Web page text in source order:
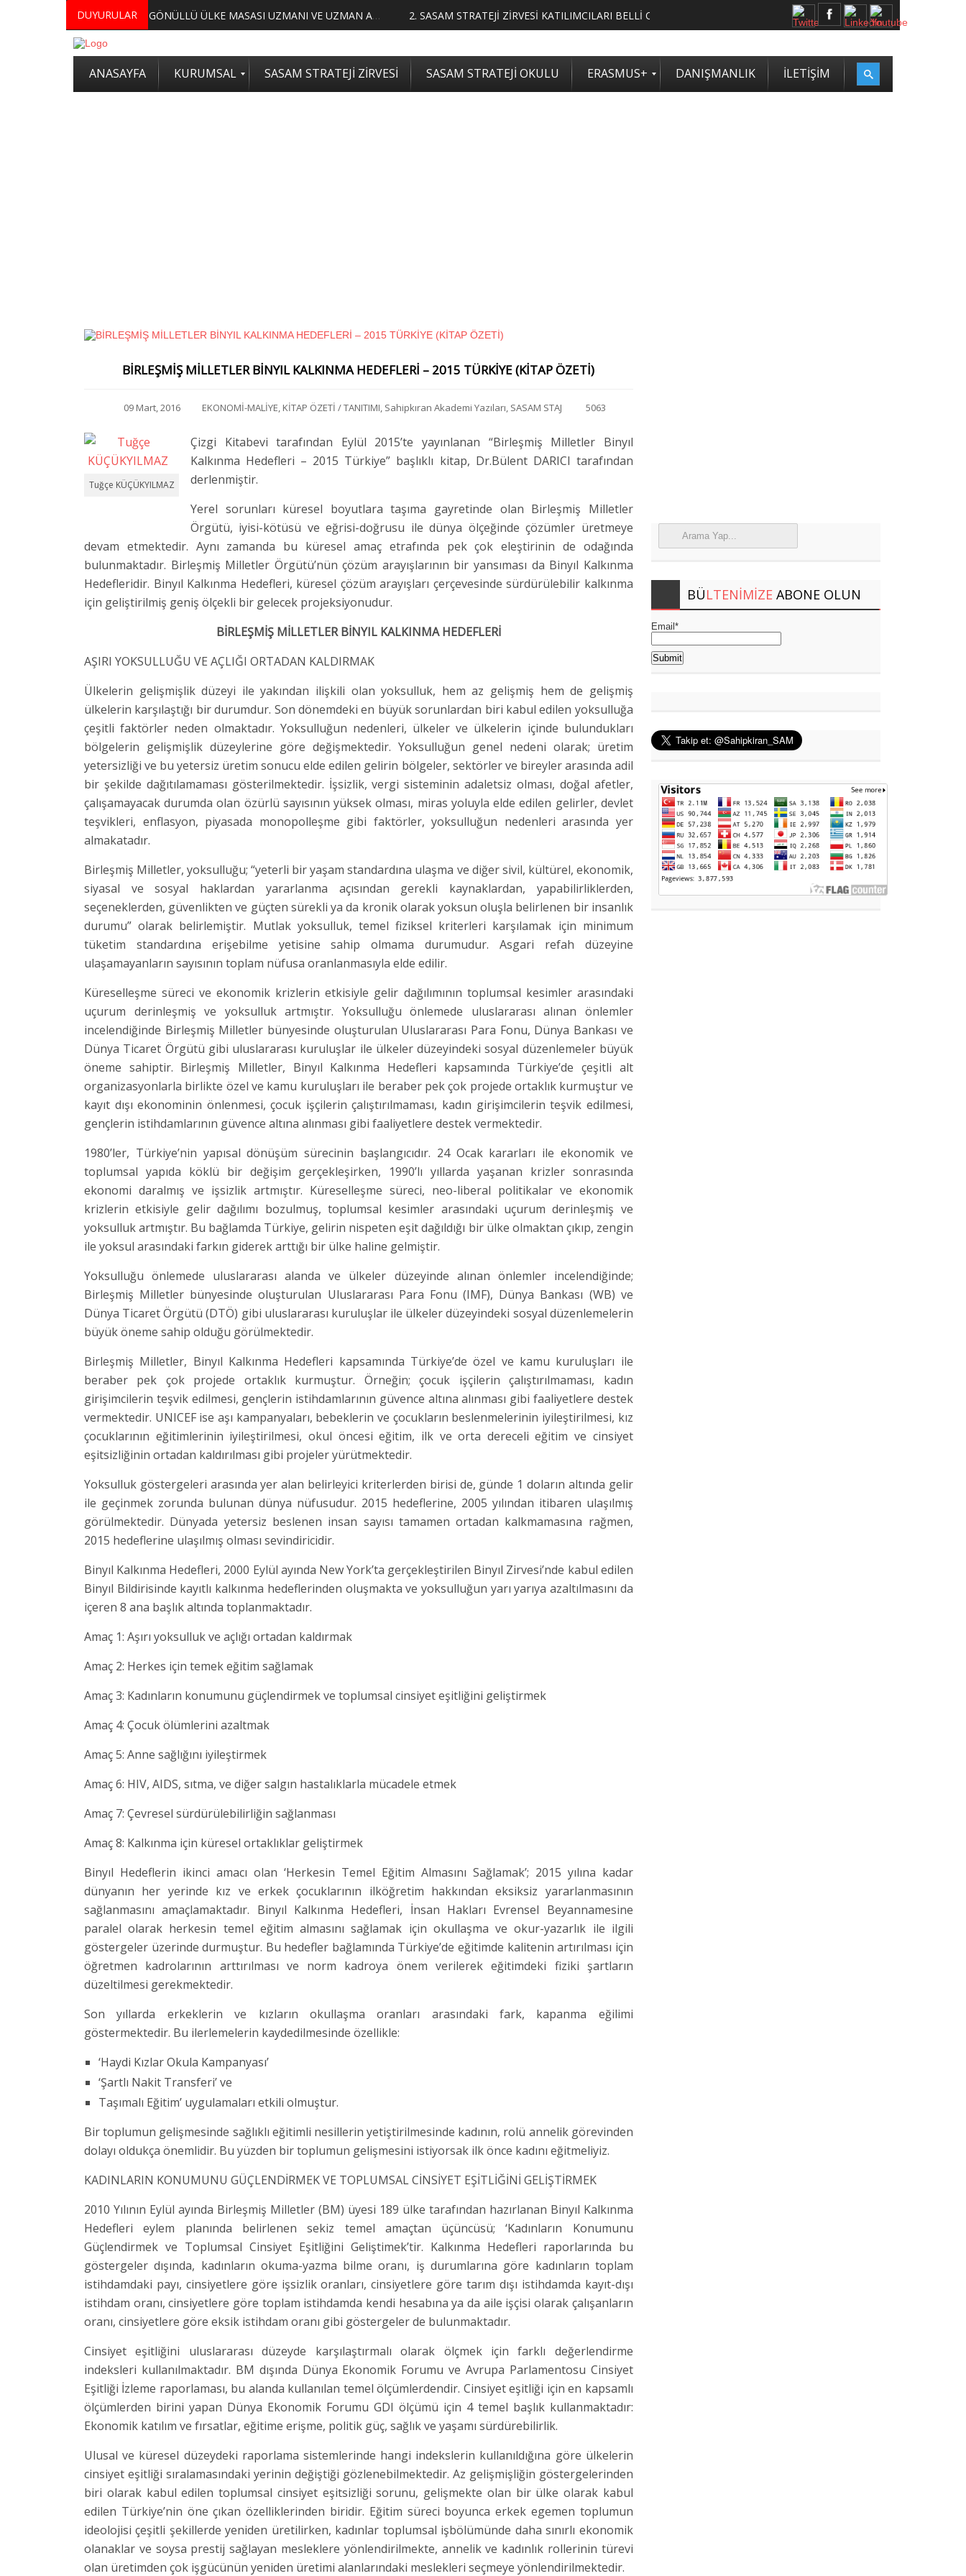
DUYURULAR
MERKEZİMİZ BÜNYESİNDE YETİŞTİRİLMEK ÜZERE GÖNÜLLÜ ÜLKE MASASI UZMANI VE UZMAN ADAYLARI ARIYORUZ 2. SASAM STRATEJİ ZİRVESİ KATILIMCILARI BELLİ OLDU
ANASAYFA KURUMSAL SASAM STRATEJİ ZİRVESİ SASAM STRATEJİ OKULU ERASMUS+ DANIŞMANLIK İLETİŞİM
BİRLEŞMİŞ MİLLETLER BİNYIL KALKINMA HEDEFLERİ – 2015 TÜRKİYE (KİTAP ÖZETİ)
09 Mart, 2016 EKONOMİ-MALİYE, KİTAP ÖZETİ / TANITIMI, Sahipkıran Akademi Yazıları, SASAM STAJ 5063
Tuğçe KÜÇÜKYILMAZ
Çizgi Kitabevi tarafından Eylül 2015’te yayınlanan “Birleşmiş Milletler Binyıl
Kalkınma Hedefleri – 2015 Türkiye” başlıklı kitap, Dr.Bülent DARICI tarafından
derlenmiştir.
Yerel sorunları küresel boyutlara taşıma gayretinde olan Birleşmiş Milletler
Örgütü, iyisi-kötüsü ve eğrisi-doğrusu ile dünya ölçeğinde çözümler üretmeye
devam etmektedir. Aynı zamanda bu küresel amaç etrafında pek çok eleştirinin de odağında
bulunmaktadır. Birleşmiş Milletler Örgütü’nün çözüm arayışlarının bir yansıması da Binyıl Kalkınma
Hedefleridir. Binyıl Kalkınma Hedefleri, küresel çözüm arayışları çerçevesinde sürdürülebilir kalkınma
için geliştirilmiş geniş ölçekli bir gelecek projeksiyonudur.
BİRLEŞMİŞ MİLLETLER BİNYIL KALKINMA HEDEFLERİ
AŞIRI YOKSULLUĞU VE AÇLIĞI ORTADAN KALDIRMAK
Ülkelerin gelişmişlik düzeyi ile yakından ilişkili olan yoksulluk, hem az gelişmiş hem de gelişmiş
ülkelerin karşılaştığı bir durumdur. Son dönemdeki en büyük sorunlardan biri kabul edilen yoksulluğa
çeşitli faktörler neden olmaktadır. Yoksulluğun nedenleri, ülkeler ve ülkelerin içinde bulundukları
bölgelerin gelişmişlik düzeylerine göre değişmektedir. Yoksulluğun genel nedeni olarak; üretim
yetersizliği ve bu yetersiz üretim sonucu elde edilen gelirin bölgeler, sektörler ve bireyler arasında adil
bir şekilde dağıtılamaması gösterilmektedir. İşsizlik, vergi sisteminin adaletsiz olması, doğal afetler,
çalışamayacak durumda olan özürlü sayısının yüksek olması, miras yoluyla elde edilen gelirler, devlet
teşvikleri, enflasyon, piyasada monopolleşme gibi faktörler, yoksulluğun nedenleri arasında yer
almakatadır.
Birleşmiş Milletler, yoksulluğu; “yeterli bir yaşam standardına ulaşma ve diğer sivil, kültürel, ekonomik,
siyasal ve sosyal haklardan yararlanma açısından gerekli kaynaklardan, yapabilirliklerden,
seçeneklerden, güvenlikten ve güçten sürekli ya da kronik olarak yoksun oluşla belirlenen bir insanlık
durumu” olarak belirlemiştir. Mutlak yoksulluk, temel fiziksel kriterleri karşılamak için minimum
tüketim standardına erişebilme yetisine sahip olmama durumudur. Asgari refah düzeyine
ulaşamayanların sayısının toplam nüfusa oranlanmasıyla elde edilir.
Küreselleşme süreci ve ekonomik krizlerin etkisiyle gelir dağılımının toplumsal kesimler arasındaki
uçurum derinleşmiş ve yoksulluk artmıştır. Yoksulluğu önlemede uluslararası alınan önlemler
incelendiğinde Birleşmiş Milletler bünyesinde oluşturulan Uluslararası Para Fonu, Dünya Bankası ve
Dünya Ticaret Örgütü gibi uluslararası kuruluşlar ile ülkeler düzeyindeki sosyal düzenlemeler büyük
öneme sahiptir. Birleşmiş Milletler, Binyıl Kalkınma Hedefleri kapsamında Türkiye’de çeşitli alt
organizasyonlarla birlikte özel ve kamu kuruluşları ile beraber pek çok projede ortaklık kurmuştur ve
kayıt dışı ekonominin önlenmesi, çocuk işçilerin çalıştırılmaması, kadın girişimcilerin teşvik edilmesi,
gençlerin istihdamlarının güvence altına alınması gibi faaliyetlere destek vermektedir.
1980’ler, Türkiye’nin yapısal dönüşüm sürecinin başlangıcıdır. 24 Ocak kararları ile ekonomik ve
toplumsal yapıda köklü bir değişim gerçekleşirken, 1990’lı yıllarda yaşanan krizler sonrasında
ekonomi daralmış ve işsizlik artmıştır. Küreselleşme süreci, neo-liberal politikalar ve ekonomik
krizlerin etkisiyle gelir dağılımı bozulmuş, toplumsal kesimler arasındaki uçurum derinleşmiş ve
yoksulluk artmıştır. Bu bağlamda Türkiye, gelirin nispeten eşit dağıldığı bir ülke olmaktan çıkıp, zengin
ile yoksul arasındaki farkın giderek arttığı bir ülke haline gelmiştir.
Yoksulluğu önlemede uluslararası alanda ve ülkeler düzeyinde alınan önlemler incelendiğinde;
Birleşmiş Milletler bünyesinde oluşturulan Uluslararası Para Fonu (IMF), Dünya Bankası (WB) ve
Dünya Ticaret Örgütü (DTÖ) gibi uluslararası kuruluşlar ile ülkeler düzeyindeki sosyal düzenlemelerin
büyük öneme sahip olduğu görülmektedir.
Birleşmiş Milletler, Binyıl Kalkınma Hedefleri kapsamında Türkiye’de özel ve kamu kuruluşları ile
beraber pek çok projede ortaklık kurmuştur. Örneğin; çocuk işçilerin çalıştırılmaması, kadın
girişimcilerin teşvik edilmesi, gençlerin istihdamlarının güvence altına alınması gibi faaliyetlere destek
vermektedir. UNICEF ise aşı kampanyaları, bebeklerin ve çocukların beslenmelerinin iyileştirilmesi, kız
çocuklarının eğitimlerinin iyileştirilmesi, okul öncesi eğitim, ilk ve orta dereceli eğitim ve cinsiyet
eşitsizliğinin ortadan kaldırılması gibi projeler yürütmektedir.
Yoksulluk göstergeleri arasında yer alan belirleyici kriterlerden birisi de, günde 1 doların altında gelir
ile geçinmek zorunda bulunan dünya nüfusudur. 2015 hedeflerine, 2005 yılından itibaren ulaşılmış
görülmektedir. Dünyada yetersiz beslenen insan sayısı tamamen ortadan kalkmamasına rağmen,
2015 hedeflerine ulaşılmış olması sevindiricidir.
Binyıl Kalkınma Hedefleri, 2000 Eylül ayında New York’ta gerçekleştirilen Binyıl Zirvesi’nde kabul edilen
Binyıl Bildirisinde kayıtlı kalkınma hedeflerinden oluşmakta ve yoksulluğun yarı yarıya azaltılmasını da
içeren 8 ana başlık altında toplanmaktadır.
Amaç 1: Aşırı yoksulluk ve açlığı ortadan kaldırmak
Amaç 2: Herkes için temek eğitim sağlamak
Amaç 3: Kadınların konumunu güçlendirmek ve toplumsal cinsiyet eşitliğini geliştirmek
Amaç 4: Çocuk ölümlerini azaltmak
Amaç 5: Anne sağlığını iyileştirmek
Amaç 6: HIV, AIDS, sıtma, ve diğer salgın hastalıklarla mücadele etmek
Amaç 7: Çevresel sürdürülebilirliğin sağlanması
Amaç 8: Kalkınma için küresel ortaklıklar geliştirmek
Binyıl Hedeflerin ikinci amacı olan ‘Herkesin Temel Eğitim Almasını Sağlamak’; 2015 yılına kadar
dünyanın her yerinde kız ve erkek çocuklarının ilköğretim hakkından eksiksiz yararlanmasının
sağlanmasını amaçlamaktadır. Binyıl Kalkınma Hedefleri, İnsan Hakları Evrensel Beyannamesine
paralel olarak herkesin temel eğitim almasını sağlamak için okullaşma ve okur-yazarlık ile ilgili
göstergeler üzerinde durmuştur. Bu hedefler bağlamında Türkiye’de eğitimde kalitenin artırılması için
öğretmen kadrolarının arttırılması ve norm kadroya önem verilerek eğitimdeki fiziki şartların
düzeltilmesi gerekmektedir.
Son yıllarda erkeklerin ve kızların okullaşma oranları arasındaki fark, kapanma eğilimi
göstermektedir. Bu ilerlemelerin kaydedilmesinde özellikle:
‘Haydi Kızlar Okula Kampanyası’
‘Şartlı Nakit Transferi’ ve
Taşımalı Eğitim’ uygulamaları etkili olmuştur.
Bir toplumun gelişmesinde sağlıklı eğitimli nesillerin yetiştirilmesinde kadının, rolü annelik görevinden
dolayı oldukça önemlidir. Bu yüzden bir toplumun gelişmesini istiyorsak ilk önce kadını eğitmeliyiz.
KADINLARIN KONUMUNU GÜÇLENDİRMEK VE TOPLUMSAL CİNSİYET EŞİTLİĞİNİ GELİŞTİRMEK
2010 Yılının Eylül ayında Birleşmiş Milletler (BM) üyesi 189 ülke tarafından hazırlanan Binyıl Kalkınma
Hedefleri eylem planında belirlenen sekiz temel amaçtan üçüncüsü; ‘Kadınların Konumunu
Güçlendirmek ve Toplumsal Cinsiyet Eşitliğini Geliştimek’tir. Kalkınma Hedefleri raporlarında bu
göstergeler dışında, kadınların okuma-yazma bilme oranı, iş durumlarına göre kadınların toplam
istihdamdaki payı, cinsiyetlere göre işsizlik oranları, cinsiyetlere göre tarım dışı istihdamda kayıt-dışı
istihdam oranı, cinsiyetlere göre toplam istihdamda kendi hesabına ya da aile işçisi olarak çalışanların
oranı, cinsiyetlere göre eksik istihdam oranı gibi göstergeler de bulunmaktadır.
Cinsiyet eşitliğini uluslararası düzeyde karşılaştırmalı olarak ölçmek için farklı değerlendirme
indeksleri kullanılmaktadır. BM dışında Dünya Ekonomik Forumu ve Avrupa Parlamentosu Cinsiyet
Eşitliği İzleme raporlaması, bu alanda kullanılan temel ölçümlerdendir. Cinsiyet eşitliği için en kapsamlı
ölçümlerden birini yapan Dünya Ekonomik Forumu GDI ölçümü için 4 temel başlık kullanmaktadır:
Ekonomik katılım ve fırsatlar, eğitime erişme, politik güç, sağlık ve yaşamı sürdürebilirlik.
Ulusal ve küresel düzeydeki raporlama sistemlerinde hangi indekslerin kullanıldığına göre ülkelerin
cinsiyet eşitliği sıralamasındaki yerinin değiştiği gözlenebilmektedir. Az gelişmişliğin göstergelerinden
biri olarak kabul edilen toplumsal cinsiyet eşitsizliği sorunu, gelişmekte olan bir ülke olarak kabul
edilen Türkiye’nin öne çıkan özelliklerinden biridir. Eğitim süreci boyunca erkek egemen toplumun
ideolojisi çeşitli şekillerde yeniden üretilirken, kadınlar toplumsal işbölümünde daha sınırlı ekonomik
olanaklar ve soysa prestij sağlayan mesleklere yönlendirilmekte, annelik ve kadınlık rollerinin türevi
olan üretimden çok işgücünün yeniden üretimi alanlarındaki meslekleri seçmeye yönlendirilmektedir.
BÜLTENIMIZE ABONE OLUN
Email*